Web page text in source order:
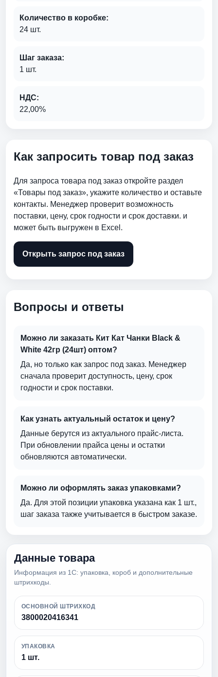
Количество в коробке:
24 шт.
Шаг заказа:
1 шт.
НДС:
22,00%
Как запросить товар под заказ
Для запроса товара под заказ откройте раздел
«Товары под заказ», укажите количество и оставьте
контакты. Менеджер проверит возможность
поставки, цену, срок годности и срок доставки. и
может быть выгружен в Excel.
Открыть запрос под заказ
Вопросы и ответы
Можно ли заказать Кит Кат Чанки Black &
White 42гр (24шт) оптом?
Да, но только как запрос под заказ. Менеджер
сначала проверит доступность, цену, срок
годности и срок поставки.
Как узнать актуальный остаток и цену?
Данные берутся из актуального прайс-листа.
При обновлении прайса цены и остатки
обновляются автоматически.
Можно ли оформлять заказ упаковками?
Да. Для этой позиции упаковка указана как 1 шт.,
шаг заказа также учитывается в быстром заказе.
Данные товара
Информация из 1С: упаковка, короб и дополнительные
штрихкоды.
ОСНОВНОЙ ШТРИХКОД
3800020416341
УПАКОВКА
1 шт.